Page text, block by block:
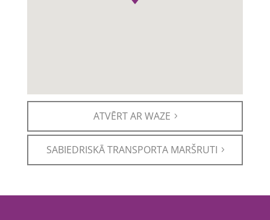
ATVĒRT AR WAZE
SABIEDRISKĀ TRANSPORTA MARŠRUTI